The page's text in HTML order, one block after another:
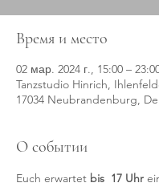
Время и место
02 мар. 2024 г., 15:00 –
Tanzstudio Hinrich,
17034 Neubrandenburg,
О событии
Euch erwartet bis  17 Uhr